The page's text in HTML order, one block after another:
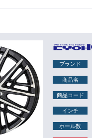
ブランド
商品名
商品コード
インチ
ホール数